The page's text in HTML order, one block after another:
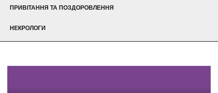
ПРИВІТАННЯ ТА ПОЗДОРОВЛЕННЯ
НЕКРОЛОГИ